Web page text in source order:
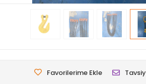
Favorilerime Ekle